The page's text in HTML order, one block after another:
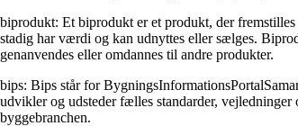
biprodukt: Et biprodukt er et produkt, der
stadig har værdi og kan udnyttes eller sælges.
genanvendes eller omdannes til andre produkter.
bips: Bips står for
udvikler og udsteder fælles standarder,
byggebranchen.